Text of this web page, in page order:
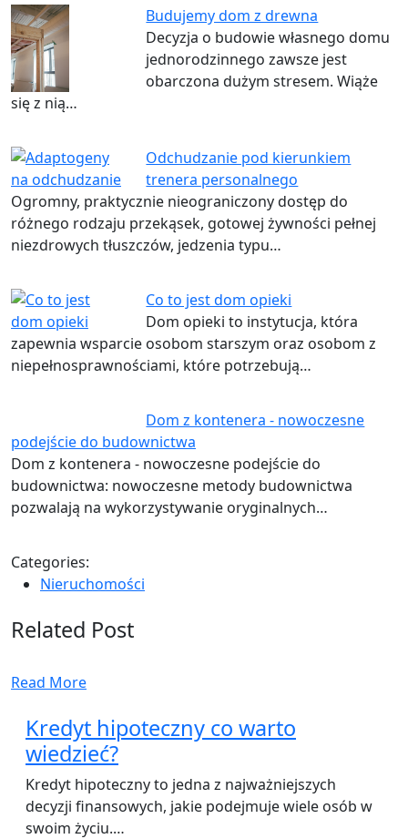
Budujemy dom z drewna
Decyzja o budowie własnego domu
jednorodzinnego zawsze jest
obarczona dużym stresem. Wiąże
się z nią…
Odchudzanie pod kierunkiem
trenera personalnego
Ogromny, praktycznie nieograniczony dostęp do
różnego rodzaju przekąsek, gotowej żywności pełnej
niezdrowych tłuszczów, jedzenia typu…
Co to jest dom opieki
Dom opieki to instytucja, która
zapewnia wsparcie osobom starszym oraz osobom z
niepełnosprawnościami, które potrzebują…
Dom z kontenera - nowoczesne
podejście do budownictwa
Dom z kontenera - nowoczesne podejście do
budownictwa: nowoczesne metody budownictwa
pozwalają na wykorzystywanie oryginalnych…
Categories:
Nieruchomości
Related Post
Read More
Kredyt hipoteczny co warto
wiedzieć?
Kredyt hipoteczny to jedna z najważniejszych
decyzji finansowych, jakie podejmuje wiele osób w
swoim życiu.…